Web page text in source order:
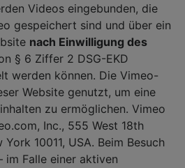
Videos eingebunden, die
gespeichert sind und über ein
nach Einwilligung des
§ 6 Ziffer 2 DSG-EKD
werden können. Die Vimeo-
Website genutzt, um eine
zu ermöglichen. Vimeo
Inc., 555 West 18th
10011, USA. Beim Besuch
im Falle einer aktiven